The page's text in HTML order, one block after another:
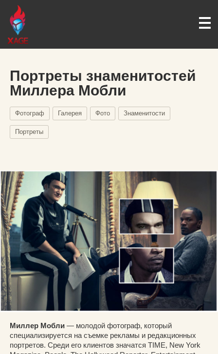
Портреты знаменитостей
Миллера Мобли
Фотограф Галерея Фото Знаменитости
Портреты
Миллер Мобли — молодой фотограф, который
специализируется на съемке рекламы и редакционных
портретов. Среди его клиентов значатся TIME, New York